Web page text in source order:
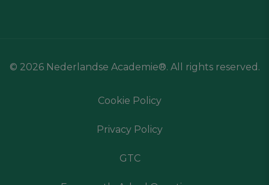
© 2026 Nederlandse Academie®. All rights reserved.
Cookie Policy
Privacy Policy
GTC